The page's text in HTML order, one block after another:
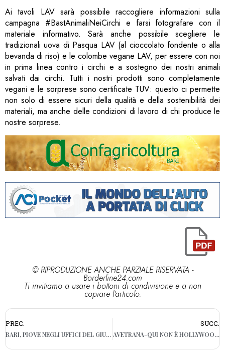
Ai tavoli LAV sarà possibile raccogliere informazioni sulla
campagna #BastAnimaliNeiCirchi e farsi fotografare con il
materiale informativo. Sarà anche possibile scegliere le
tradizionali uova di Pasqua LAV (al cioccolato fondente o alla
bevanda di riso) e le colombe vegane LAV, per essere con noi
in prima linea contro i circhi e a sostegno dei nostri animali
salvati dai circhi. Tutti i nostri prodotti sono completamente
vegani e le sorprese sono certificate TUV: questo ci permette
non solo di essere sicuri della qualità e della sostenibilità dei
materiali, ma anche delle condizioni di lavoro di chi produce le
nostre sorprese.
© RIPRODUZIONE ANCHE PARZIALE RISERVATA -
Borderline24.com
Ti invitiamo a usare i bottoni di condivisione e a non
copiare l'articolo.
PREC.
BARI, PIOVE NEGLI UFFICI DEL GIUDICE DI PACE AL SAN PAOLO
SUCC.
AVETRANA-QUI NON È HOLLYWOOD, LA SERIE TORNA A CHIAMARSI COSÌ